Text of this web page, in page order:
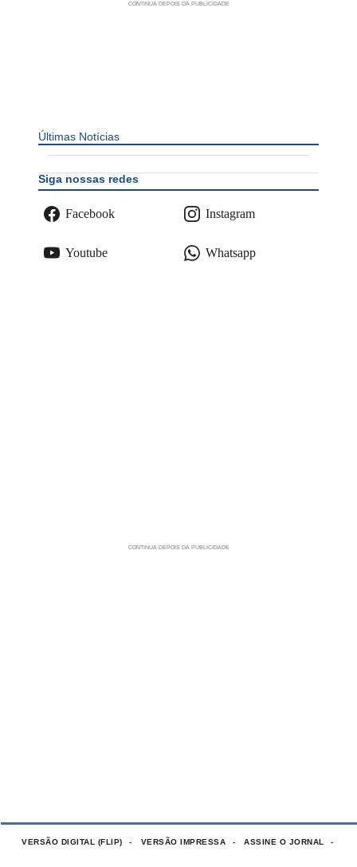
Últimas Notícias
Siga nossas redes
Facebook Instagram
Youtube Whatsapp
VERSÃO DIGITAL (FLIP) VERSÃO IMPRESSA ASSINE O JORNAL